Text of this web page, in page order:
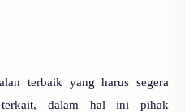
terbaik yang harus segera
dalam hal ini pihak